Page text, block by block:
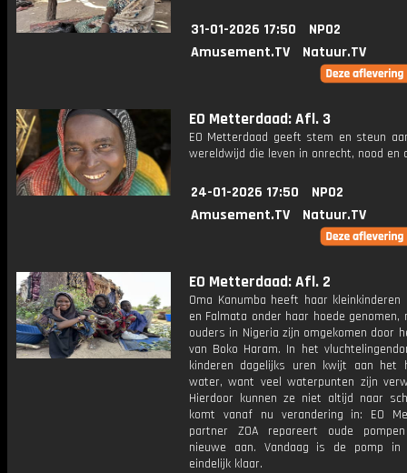
31-01-2026 17:50
NPO2
Amusement.TV
Natuur.TV
EO Metterdaad: Afl. 3
EO Metterdaad geeft stem en steun
wereldwijd die leven in onrecht, nood en
24-01-2026 17:50
NPO2
Amusement.TV
Natuur.TV
EO Metterdaad: Afl. 2
Oma Kanumba heeft haar kleinkinderen
en Falmata onder haar hoede genomen,
ouders in Nigeria zijn omgekomen door
van Boko Haram. In het
kinderen dagelijks uren kwijt aan het
water, want veel waterpunten zijn
Hierdoor kunnen ze niet altijd naar
komt vanaf nu verandering in: EO
partner ZOA repareert oude
nieuwe aan. Vandaag is de pomp
eindelijk klaar.